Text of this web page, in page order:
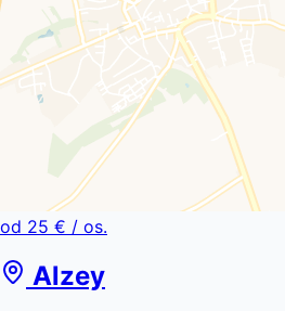
od 25 € / os.
Alzey